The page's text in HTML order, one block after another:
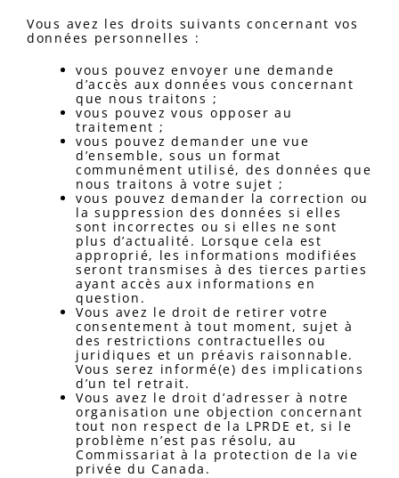
Vous avez les droits suivants concernant vos
données personnelles :
vous pouvez envoyer une demande
d’accès aux données vous concernant
que nous traitons ;
vous pouvez vous opposer au
traitement ;
vous pouvez demander une vue
d’ensemble, sous un format
communément utilisé, des données que
nous traitons à votre sujet ;
vous pouvez demander la correction ou
la suppression des données si elles
sont incorrectes ou si elles ne sont
plus d’actualité. Lorsque cela est
approprié, les informations modifiées
seront transmises à des tierces parties
ayant accès aux informations en
question.
Vous avez le droit de retirer votre
consentement à tout moment, sujet à
des restrictions contractuelles ou
juridiques et un préavis raisonnable.
Vous serez informé(e) des implications
d’un tel retrait.
Vous avez le droit d’adresser à notre
organisation une objection concernant
tout non respect de la LPRDE et, si le
problème n’est pas résolu, au
Commissariat à la protection de la vie
privée du Canada.